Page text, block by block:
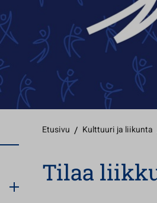
Etusivu / Kulttuuri ja liikunta
Tilaa